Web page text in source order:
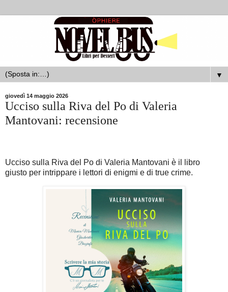
▼
giovedì 14 maggio 2026
Ucciso sulla Riva del Po di Valeria
Mantovani: recensione
Ucciso sulla Riva del Po di Valeria Mantovani è il libro
giusto per intrippare i lettori di enigmi e di true crime.